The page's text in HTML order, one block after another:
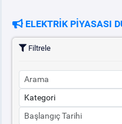
DUYURULAR
BT HİZMET YÖNETİM
ELEKTRİK PİYASASI
Filtrele